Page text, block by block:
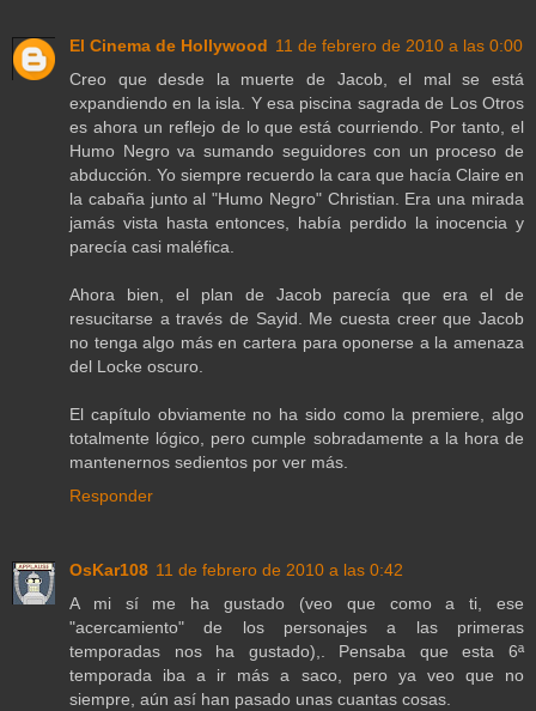
El Cinema de Hollywood 11 de febrero de 2010 a las 0:00
Creo que desde la muerte de Jacob, el mal se está
expandiendo en la isla. Y esa piscina sagrada de Los Otros
es ahora un reflejo de lo que está courriendo. Por tanto, el
Humo Negro va sumando seguidores con un proceso de
abducción. Yo siempre recuerdo la cara que hacía Claire en
la cabaña junto al "Humo Negro" Christian. Era una mirada
jamás vista hasta entonces, había perdido la inocencia y
parecía casi maléfica.
Ahora bien, el plan de Jacob parecía que era el de
resucitarse a través de Sayid. Me cuesta creer que Jacob
no tenga algo más en cartera para oponerse a la amenaza
del Locke oscuro.
El capítulo obviamente no ha sido como la premiere, algo
totalmente lógico, pero cumple sobradamente a la hora de
mantenernos sedientos por ver más.
Responder
OsKar108 11 de febrero de 2010 a las 0:42
A mi sí me ha gustado (veo que como a ti, ese
"acercamiento" de los personajes a las primeras
temporadas nos ha gustado),. Pensaba que esta 6ª
temporada iba a ir más a saco, pero ya veo que no
siempre, aún así han pasado unas cuantas cosas.